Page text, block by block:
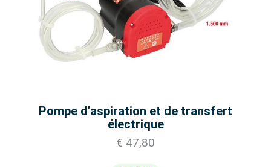
Pompe d'aspiration et de transfert
électrique
€ 47,80